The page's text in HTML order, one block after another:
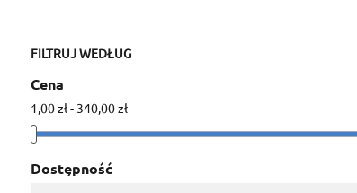
FILTRUJ WEDŁUG
Cena
1,00 zł - 340,00 zł
Dostępność